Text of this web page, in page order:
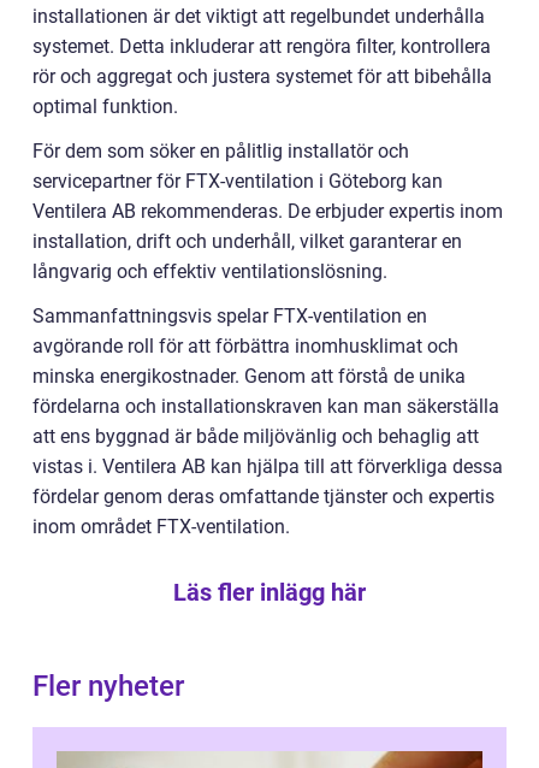
installationen är det viktigt att regelbundet underhålla
systemet. Detta inkluderar att rengöra filter, kontrollera
rör och aggregat och justera systemet för att bibehålla
optimal funktion.
För dem som söker en pålitlig installatör och
servicepartner för FTX-ventilation i Göteborg kan
Ventilera AB rekommenderas. De erbjuder expertis inom
installation, drift och underhåll, vilket garanterar en
långvarig och effektiv ventilationslösning.
Sammanfattningsvis spelar FTX-ventilation en
avgörande roll för att förbättra inomhusklimat och
minska energikostnader. Genom att förstå de unika
fördelarna och installationskraven kan man säkerställa
att ens byggnad är både miljövänlig och behaglig att
vistas i. Ventilera AB kan hjälpa till att förverkliga dessa
fördelar genom deras omfattande tjänster och expertis
inom området FTX-ventilation.
Läs fler inlägg här
Fler nyheter